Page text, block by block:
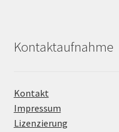
Kontaktaufnahme
Kontakt
Impressum
Lizenzierung